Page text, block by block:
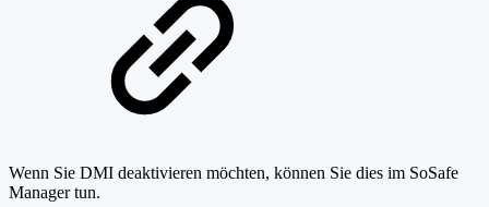
Wenn Sie DMI deaktivieren möchten, können Sie dies im SoSafe
Manager tun.